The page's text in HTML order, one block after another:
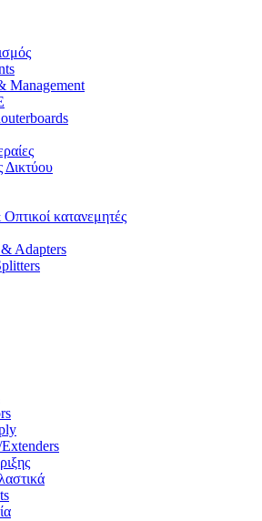
Management
Δικτύου
κατανεμητές
Adapters